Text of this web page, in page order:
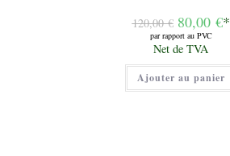
120,00€ Le
prix
initial
était :
120,00 €.
80,00 €*
par rapport au PVC
Le
prix
actuel
est :
80,00 €.
Net de TVA
Ajouter au panier